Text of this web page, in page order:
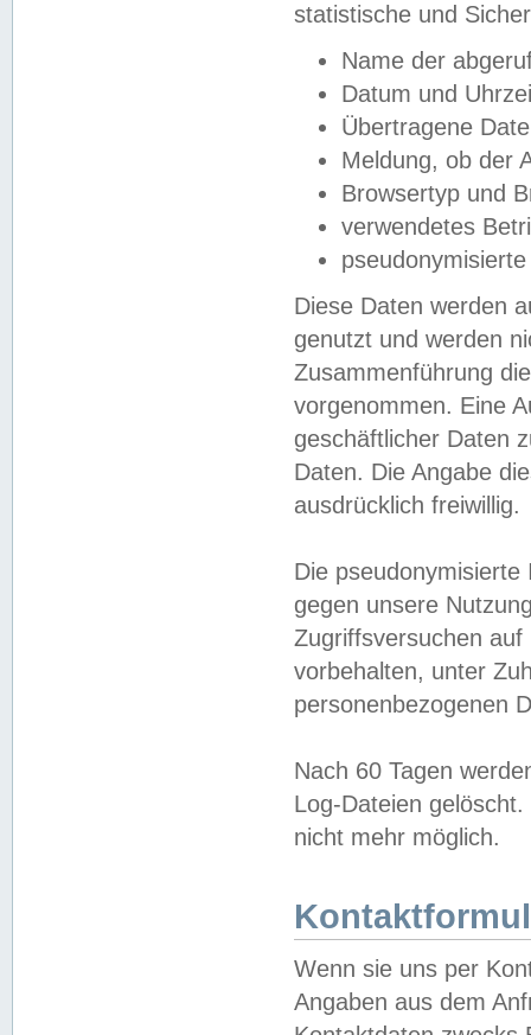
statistische und
Name der
Datum und
Übertragene
Meldung, ob der
Browsertyp und
verwendetes
Diese Daten werden
genutzt und werden
Zusammenführung
vorgenommen. Eine
geschäftlicher Daten
Daten. Die Angabe
ausdrücklich freiwillig.
Die
gegen unsere
Zugriffsversuchen
vorbehalten, unter
personenbezogenen
Nach 60 Tagen
Log-Dateien
nicht mehr möglich.
Wenn sie uns per
Angaben aus dem